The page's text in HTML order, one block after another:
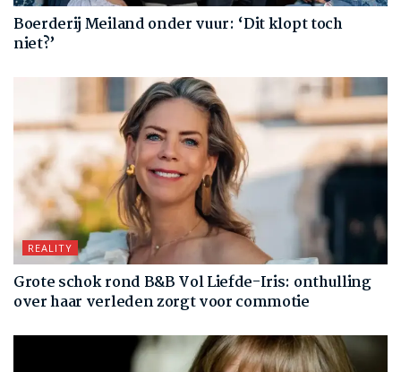
Boerderij Meiland onder vuur: ‘Dit klopt toch
niet?’
REALITY
Grote schok rond B&B Vol Liefde-Iris: onthulling
over haar verleden zorgt voor commotie